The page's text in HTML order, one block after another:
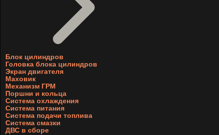
Блок цилиндров
Головка блока цилиндров
Экран двигателя
Маховик
Механизм ГРМ
Поршни и кольца
Система охлаждения
Система питания
Система подачи топлива
Система смазки
ДВС в сборе